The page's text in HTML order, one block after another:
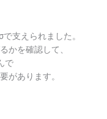
支えられました。
かを確認して、
で
があります。